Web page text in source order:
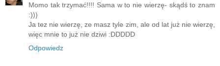
Momo tak trzymać!!!! Sama w to nie wierzę- skądś to znam
:)))
Ja tez nie wierzę, ze masz tyle zim, ale od lat już nie wierzę,
więc mnie to już nie dziwi :DDDDD
Odpowiedz